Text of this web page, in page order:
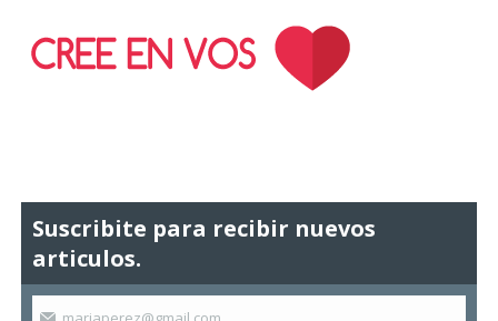
Suscribite para recibir nuevos
articulos.